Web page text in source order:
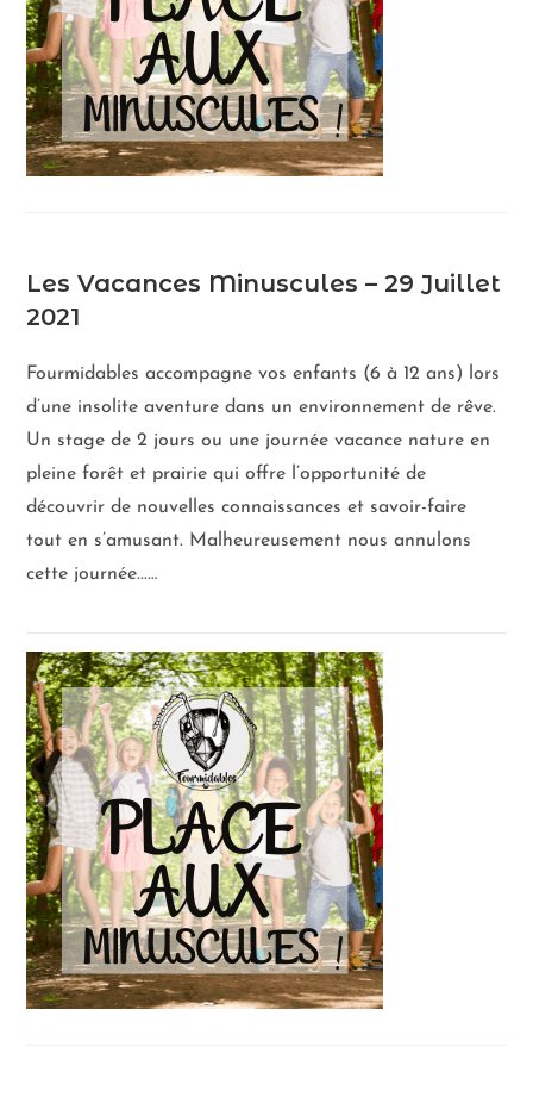
Les Vacances Minuscules – 29 Juillet
2021
Fourmidables accompagne vos enfants (6 à 12 ans) lors
d’une insolite aventure dans un environnement de rêve.
Un stage de 2 jours ou une journée vacance nature en
pleine forêt et prairie qui offre l’opportunité de
découvrir de nouvelles connaissances et savoir-faire
tout en s’amusant. Malheureusement nous annulons
cette journée...…